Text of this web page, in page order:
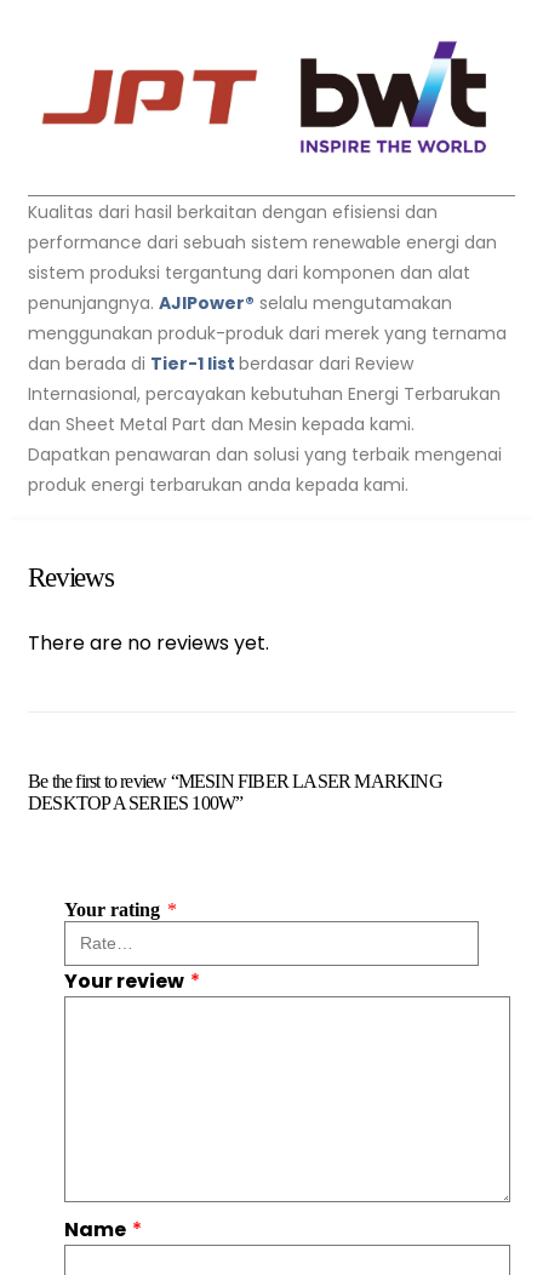
Kualitas dari hasil berkaitan dengan efisiensi dan
performance dari sebuah sistem renewable energi dan
sistem produksi tergantung dari komponen dan alat
penunjangnya. AJIPower® selalu mengutamakan
menggunakan produk-produk dari merek yang ternama
dan berada di Tier-1 list berdasar dari Review
Internasional, percayakan kebutuhan Energi Terbarukan
dan Sheet Metal Part dan Mesin kepada kami.
Dapatkan penawaran dan solusi yang terbaik mengenai
produk energi terbarukan anda kepada kami.
Reviews
There are no reviews yet.
Be the first to review “MESIN FIBER LASER MARKING
DESKTOP A SERIES 100W”
Your rating *
Your review *
Name *